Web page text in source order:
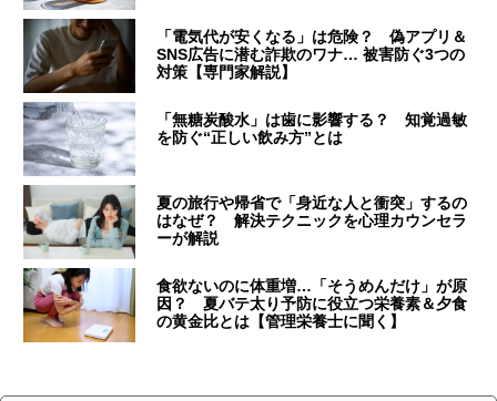
「電気代が安くなる」は危険？ 偽アプリ＆
SNS広告に潜む詐欺のワナ… 被害防ぐ3つの
対策【専門家解説】
「無糖炭酸水」は歯に影響する？ 知覚過敏
を防ぐ“正しい飲み方”とは
夏の旅行や帰省で「身近な人と衝突」するの
はなぜ？ 解決テクニックを心理カウンセラ
ーが解説
食欲ないのに体重増…「そうめんだけ」が原
因？ 夏バテ太り予防に役立つ栄養素＆夕食
の黄金比とは【管理栄養士に聞く】